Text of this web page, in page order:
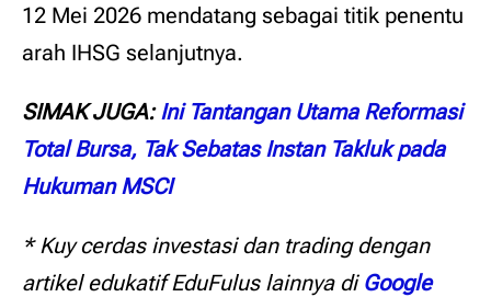
12 Mei 2026 mendatang sebagai titik penentu
arah IHSG selanjutnya.
SIMAK JUGA: Ini Tantangan Utama Reformasi
Total Bursa, Tak Sebatas Instan Takluk pada
Hukuman MSCI
* Kuy cerdas investasi dan trading dengan
artikel edukatif EduFulus lainnya di Google